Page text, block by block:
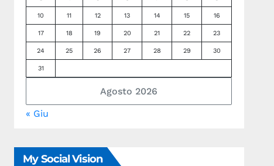
Agosto 2026
10 11 12 13 14 15 16
17 18 19 20 21 22 23
24 25 26 27 28 29 30
31
« Giu
My Social Vision